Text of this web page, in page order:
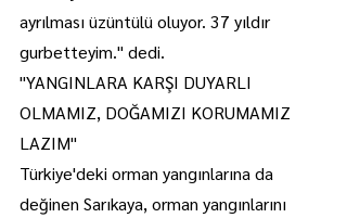
ayrılması üzüntülü oluyor. 37 yıldır
gurbetteyim." dedi.
"YANGINLARA KARŞI DUYARLI
OLMAMIZ, DOĞAMIZI KORUMAMIZ
LAZIM"
Türkiye'deki orman yangınlarına da
değinen Sarıkaya, orman yangınlarını